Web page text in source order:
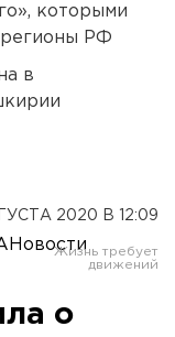
которыми
регионы РФ
в
2020 В 12:09
о